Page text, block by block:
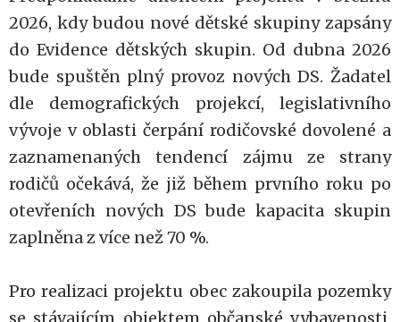
2026, kdy budou nové dětské skupiny zapsány
do Evidence dětských skupin. Od dubna 2026
bude spuštěn plný provoz nových DS. Žadatel
dle demografických projekcí, legislativního
vývoje v oblasti čerpání rodičovské dovolené a
zaznamenaných tendencí zájmu ze strany
rodičů očekává, že již během prvního roku po
otevřeních nových DS bude kapacita skupin
zaplněna z více než 70 %.
Pro realizaci projektu obec zakoupila pozemky